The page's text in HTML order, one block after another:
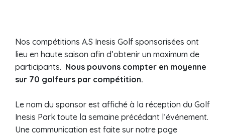
Nos compétitions A.S Inesis Golf sponsorisées ont
lieu en haute saison afin d’obtenir un maximum de
participants. Nous pouvons compter en moyenne
sur 70 golfeurs par compétition.
Le nom du sponsor est affiché à la réception du Golf
Inesis Park toute la semaine précédant l’événement.
Une communication est faite sur notre page